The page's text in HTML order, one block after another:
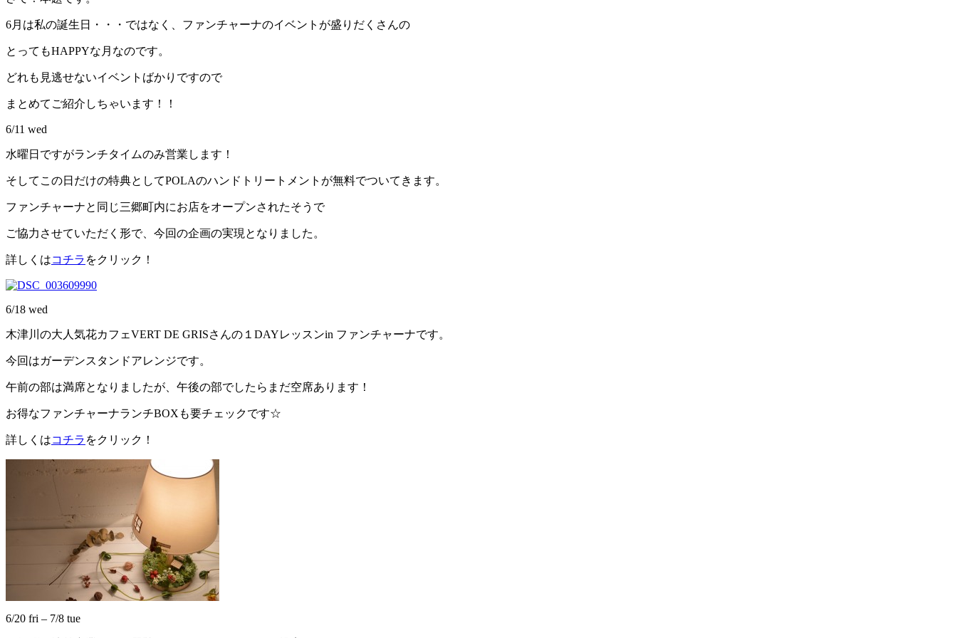
6月は私の誕生日・・・ではなく、ファンチャーナのイベントが盛りだくさんの
とってもHAPPYな月なのです。
どれも見逃せないイベントばかりですので
まとめてご紹介しちゃいます！！
6/11 wed
水曜日ですがランチタイムのみ営業します！
そしてこの日だけの特典としてPOLAのハンドトリートメントが無料でついてきます。
ファンチャーナと同じ三郷町内にお店をオープンされたそうで
ご協力させていただく形で、今回の企画の実現となりました。
詳しくはコチラ をクリック！
6/18 wed
木津川の大人気花カフェVERT DE GRISさんの１DAYレッスンin ファンチャーナです。
今回はガーデンスタンドアレンジです。
午前の部は満席となりましたが、午後の部でしたらまだ空席あります！
お得なファンチャーナランチBOXも要チェックです☆
詳しくはコチラ をクリック！
6/20 fri – 7/8 tue